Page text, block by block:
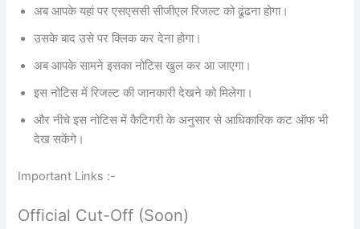
अब आपके यहां पर एसएससी सीजीएल रिजल्ट को ढूंढना होगा।
उसके बाद उसे पर क्लिक कर देना होगा।
अब आपके सामने इसका नोटिस खुल कर आ जाएगा।
इस नोटिस में रिजल्ट की जानकारी देखने को मिलेगा।
और नीचे इस नोटिस में कैटिगरी के अनुसार से आधिकारिक कट ऑफ भी
देख सकेंगे।
Important Links :-
Official Cut-Off (Soon)